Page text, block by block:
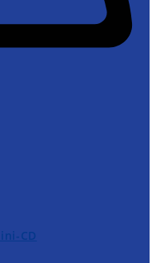
CD